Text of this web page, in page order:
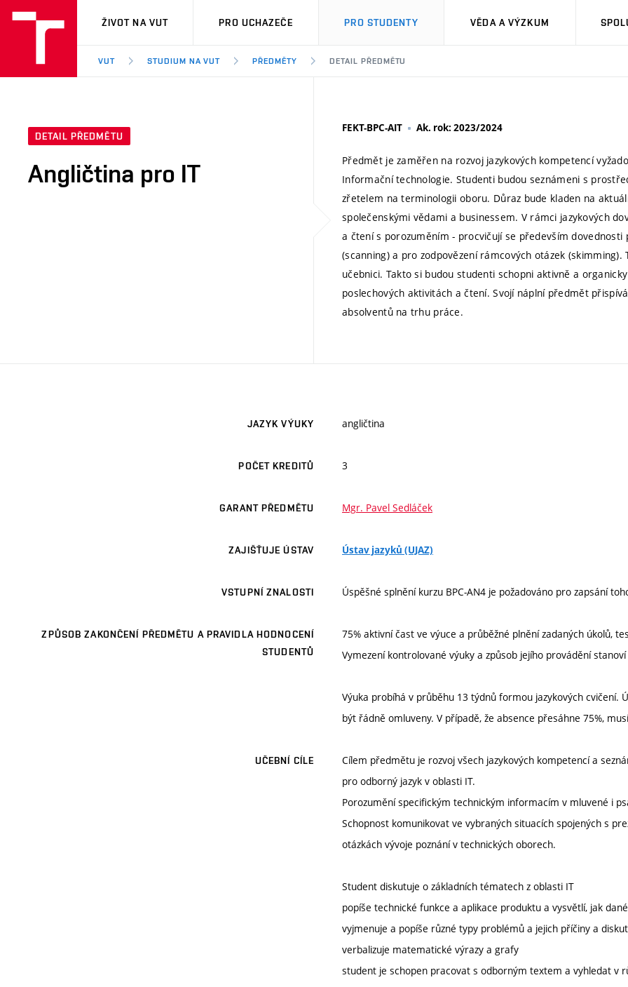
VUT
ŽIVOT NA VUT PRO UCHAZEČE PRO STUDENTY VĚDA A VÝZKUM
VUT STUDIUM NA VUT PŘEDMĚTY DETAIL PŘEDMĚTU
DETAIL PŘEDMĚTU
Angličtina pro IT
FEKT-BPC-AIT Ak. rok: 2023/2024
Předmět je zaměřen na rozvoj jazykových kompetencí
Informační technologie. Studenti budou seznámeni s
zřetelem na terminologii oboru. Důraz bude kladen na
společenskými vědami a businessem. V rámci jazykových
a čtení s porozuměním - procvičují se především
(scanning) a pro zodpovězení rámcových otázek
učebnici. Takto si budou studenti schopni aktivně a
poslechových aktivitách a čtení. Svojí náplní předmět
absolventů na trhu práce.
JAZYK VÝUKY angličtina
POČET KREDITŮ 3
GARANT PŘEDMĚTU Mgr. Pavel Sedláček
ZAJIŠŤUJE ÚSTAV Ústav jazyků (UJAZ)
VSTUPNÍ ZNALOSTI Úspěšné splnění kurzu BPC-AN4 je požadováno pro zapsání
ZPŮSOB ZAKONČENÍ PŘEDMĚTU A PRAVIDLA HODNOCENÍ
STUDENTŮ
75% aktivní čast ve výuce a průběžné plnění zadaných úkolů,
Vymezení kontrolované výuky a způsob jejího provádění
Výuka probíhá v průběhu 13 týdnů formou jazykových cvičení.
být řádně omluveny. V případě, že absence přesáhne 75%,
UČEBNÍ CÍLE
Cílem předmětu je rozvoj všech jazykových kompetencí a
pro odborný jazyk v oblasti IT.
Porozumění specifickým technickým informacím v mluvené i
Schopnost komunikovat ve vybraných situacích spojených s
otázkách vývoje poznání v technických oborech.
Student diskutuje o základních tématech z oblasti IT
popíše technické funkce a aplikace produktu a vysvětlí, jak
vyjmenuje a popíše různé typy problémů a jejich příčiny a
verbalizuje matematické výrazy a grafy
student je schopen pracovat s odborným textem a vyhledat v